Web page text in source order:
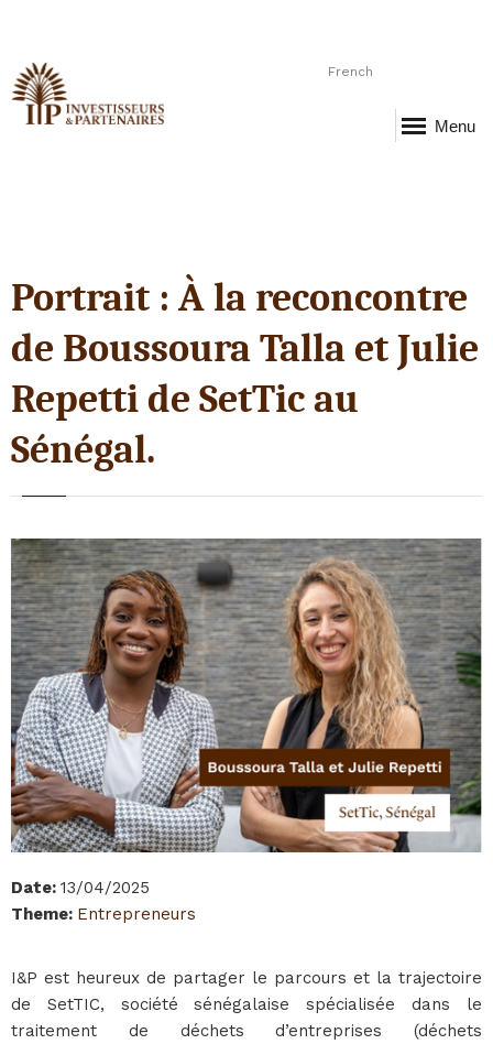
French
Menu
Portrait : À la reconcontre
de Boussoura Talla et Julie
Repetti de SetTic au
Sénégal.
Date: 13/04/2025
Theme: Entrepreneurs
I&P est heureux de partager le parcours et la trajectoire
de SetTIC, société sénégalaise spécialisée dans le
traitement de déchets d’entreprises (déchets